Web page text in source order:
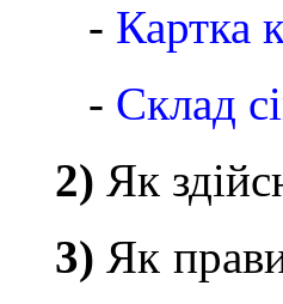
- Картка
- Склад
2) Як
3) Як